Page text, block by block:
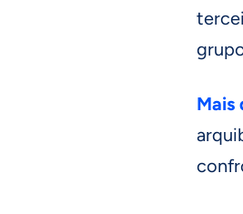
Mais